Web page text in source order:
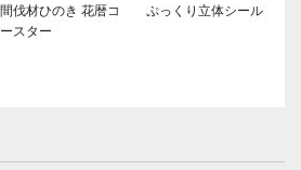
間伐材ひのき 花暦コ
ースター
ぷっくり立体シール